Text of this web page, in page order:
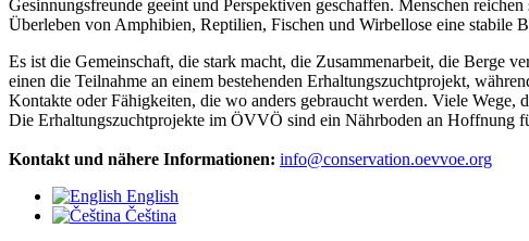
Gesinnungsfreunde geeint und Perspektiven geschaffen. Menschen
Überleben von Amphibien, Reptilien, Fischen und Wirbellose eine stabile
Es ist die Gemeinschaft, die stark macht, die Zusammenarbeit, die Berge
einen die Teilnahme an einem bestehenden Erhaltungszuchtprojekt,
Kontakte oder Fähigkeiten, die wo anders gebraucht werden. Viele
Die Erhaltungszuchtprojekte im ÖVVÖ sind ein Nährboden an Hoffnung
Kontakt und nähere Informationen: info@conservation.oevvoe.org
English
Čeština